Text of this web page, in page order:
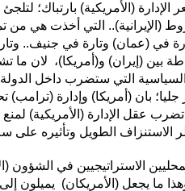
الإدارة (الأمريكية) بارتباك؛
(الإيرانية).. التي أخذت هي من
في (عمان) وتارة في جنيف..
بين (إيران) و(أمريكا)، لان ما
والسياسية التي ستضرب داخل
جليا؛ بان (أمريكا) وإدارة (ترامب)
تضرب عقل الإدارة (الأمريكية)
الطويل وتأثيره على
الاستراتيجيين في الشؤون
ما يجعل (الأمريكان) يميلون